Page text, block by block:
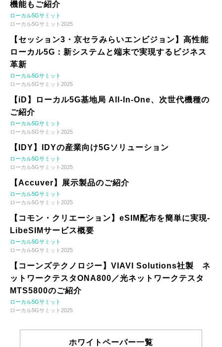
機能もご紹介
ローカル5Gサミット
ローカル5Gサミット2025
【セッション3・京セラみらいエンビジョン】高性能
ローカル5G：新システムと端末で実現するビジネス
革新
ローカル5Gサミット
ローカル5Gサミット2025
【iD】ローカル5G基地局 All-In-One、次世代機種の
ご紹介
ローカル5Gサミット
ローカル5Gサミット2025
【IDY】IDYの産業向け5Gソリューション
ローカル5Gサミット
ローカル5Gサミット2025
【Accuver】展示製品のご紹介
ローカル5Gサミット
ローカル5Gサミット2025
【コモン・クリエーション】eSIM配布を簡単に実現-
LibeSIMサービス概要
ローカル5Gサミット
ローカル5Gサミット2025
【コーンズテクノロジー】VIAVI Solutions社製 ネ
ットワークテスタONA800／光ネットワークテスタ
MTS5800のご紹介
ローカル5Gサミット
ローカル5Gサミット2025
ホワイトペーパー一覧